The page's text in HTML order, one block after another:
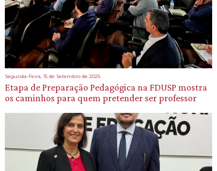
Segunda-Feira, 15 de Setembro de 2025
Etapa de Preparação Pedagógica na FDUSP mostra
os caminhos para quem pretender ser professor